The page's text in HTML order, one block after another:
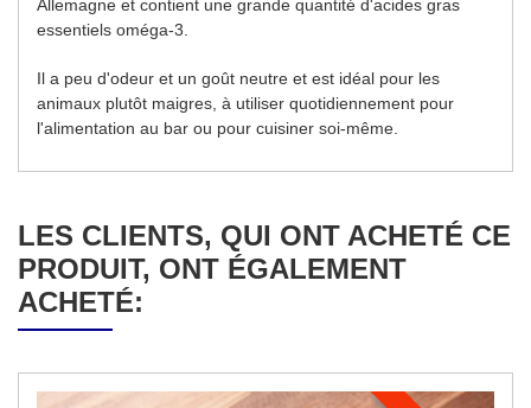
Allemagne et contient une grande quantité d'acides gras
essentiels oméga-3.
Il a peu d'odeur et un goût neutre et est idéal pour les
animaux plutôt maigres, à utiliser quotidiennement pour
l'alimentation au bar ou pour cuisiner soi-même.
LES CLIENTS, QUI ONT ACHETÉ CE
PRODUIT, ONT ÉGALEMENT
ACHETÉ: